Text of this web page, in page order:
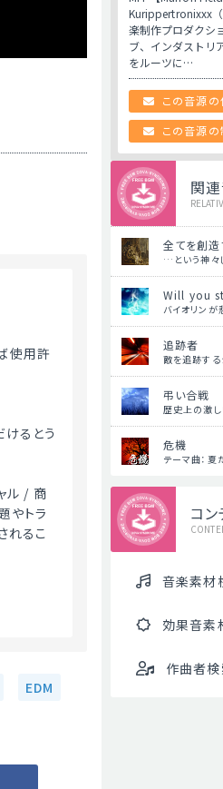
使用許
るとう
ル / 商
やトラ
れるこ
EDM
Kurippertronixxx
楽制作プロダクシ
ブ、インダストリ
をルーツに…
この音源の
この音源
関
全てを創造
…という神々
Will you
バイオリン
追跡者
敵を追跡す
弔い合戦
歴史上の激
危機
テーマ曲：
コ
音楽素材
効果音素
作曲者検